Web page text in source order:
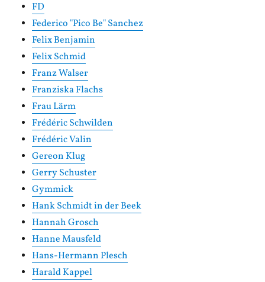
FD
Federico "Pico Be" Sanchez
Felix Benjamin
Felix Schmid
Franz Walser
Franziska Flachs
Frau Lärm
Frédéric Schwilden
Frédéric Valin
Gereon Klug
Gerry Schuster
Gymmick
Hank Schmidt in der Beek
Hannah Grosch
Hanne Mausfeld
Hans-Hermann Plesch
Harald Kappel